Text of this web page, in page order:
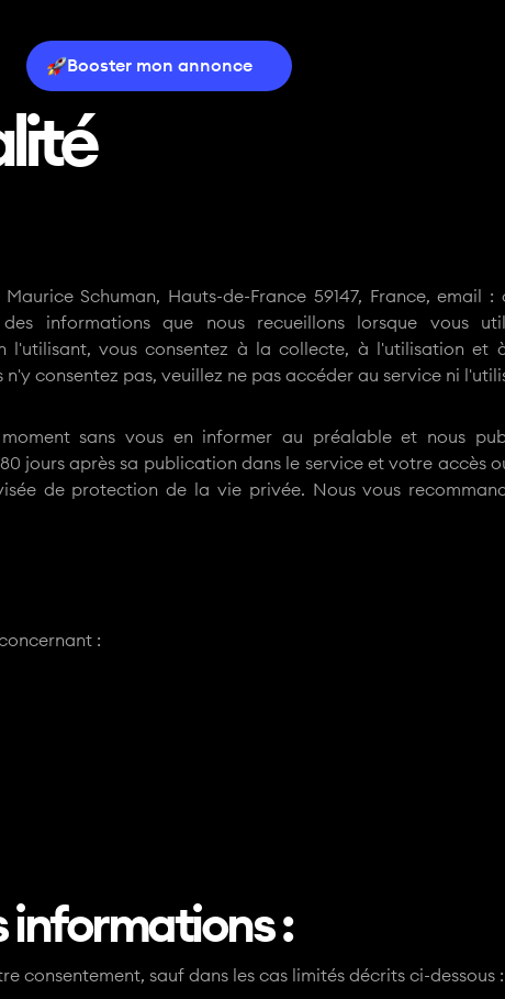
Booster mon annonce
Schuman, Hauts-de-France 59147, France, email :
informations que nous recueillons lorsque vous
l'utilisant, vous consentez à la collecte, à l'utilisation
consentez pas, veuillez ne pas accéder au service ni
sans vous en informer au préalable et nous
jours après sa publication dans le service et votre accès
de protection de la vie privée. Nous vous
:
informations :
consentement, sauf dans les cas limités décrits ci-dessous :